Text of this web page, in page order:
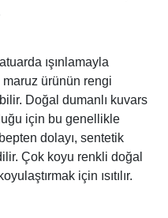
ışınlamayla
ürünün rengi
Doğal dumanlı kuvars
için bu genellikle
dolayı, sentetik
Çok koyu renkli doğal
için ısıtılır.